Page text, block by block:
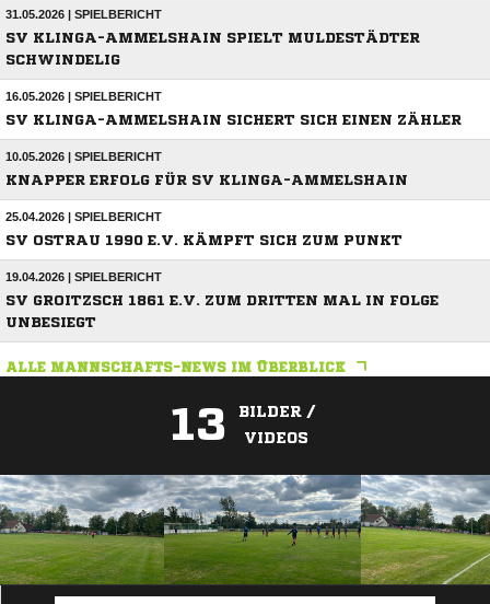
31.05.2026 | SPIELBERICHT
SV KLINGA-AMMELSHAIN SPIELT MULDESTÄDTER
SCHWINDELIG
16.05.2026 | SPIELBERICHT
SV KLINGA-AMMELSHAIN SICHERT SICH EINEN ZÄHLER
10.05.2026 | SPIELBERICHT
KNAPPER ERFOLG FÜR SV KLINGA-AMMELSHAIN
25.04.2026 | SPIELBERICHT
SV OSTRAU 1990 E.V. KÄMPFT SICH ZUM PUNKT
19.04.2026 | SPIELBERICHT
SV GROITZSCH 1861 E.V. ZUM DRITTEN MAL IN FOLGE
UNBESIEGT
ALLE MANNSCHAFTS-NEWS IM ÜBERBLICK
13
BILDER /
VIDEOS
ANZEIGE